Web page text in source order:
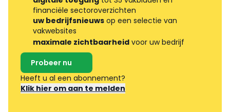
financiële sectoroverzichten
uw bedrijfsnieuws op een selectie van
vakwebsites
maximale zichtbaarheid voor uw bedrijf
Probeer nu
Heeft u al een abonnement?
Klik hier om aan te melden